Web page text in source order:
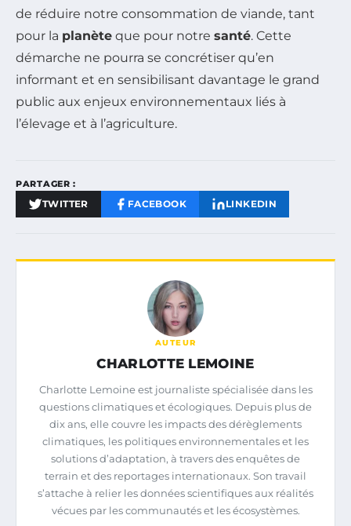
de réduire notre consommation de viande, tant
pour la planète que pour notre santé. Cette
démarche ne pourra se concrétiser qu’en
informant et en sensibilisant davantage le grand
public aux enjeux environnementaux liés à
l’élevage et à l’agriculture.
PARTAGER :
TWITTER FACEBOOK LINKEDIN
AUTEUR
CHARLOTTE LEMOINE
Charlotte Lemoine est journaliste spécialisée dans les
questions climatiques et écologiques. Depuis plus de
dix ans, elle couvre les impacts des dérèglements
climatiques, les politiques environnementales et les
solutions d’adaptation, à travers des enquêtes de
terrain et des reportages internationaux. Son travail
s’attache à relier les données scientifiques aux réalités
vécues par les communautés et les écosystèmes.